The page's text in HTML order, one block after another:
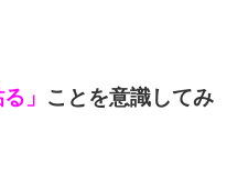
」 ことを意識してみ